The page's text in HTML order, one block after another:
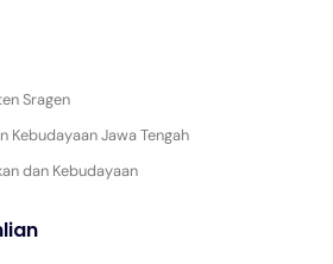
Sragen
Kebudayaan Jawa Tengah
dan Kebudayaan